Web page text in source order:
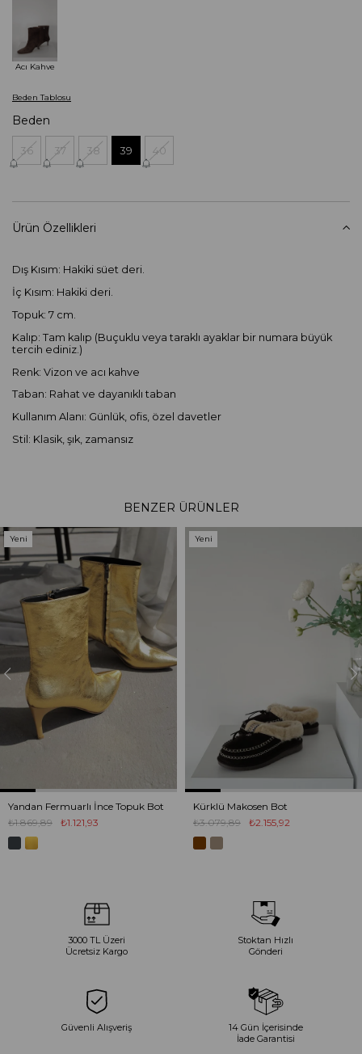
Acı Kahve
Beden Tablosu
Beden
36 37 38 39 40
Ürün Özellikleri
Dış Kısım: Hakiki süet deri.
İç Kısım: Hakiki deri.
Topuk: 7 cm.
Kalıp: Tam kalıp (Buçuklu veya taraklı ayaklar bir numara büyük
tercih ediniz.)
Renk: Vizon ve acı kahve
Taban: Rahat ve dayanıklı taban
Kullanım Alanı: Günlük, ofis, özel davetler
Stil: Klasik, şık, zamansız
BENZER ÜRÜNLER
Yandan Fermuarlı İnce Topuk Bot
₺1.121,93
₺1.869,89
Yeni
Ürün
Kürklü Makosen Bot
₺2.155,92
₺3.079,89
Yeni
3000 TL Üzeri
Ücretsiz Kargo
Stoktan Hızlı
Gönderi
Güvenli Alışveriş
14 Gün İçerisinde
İade Garantisi